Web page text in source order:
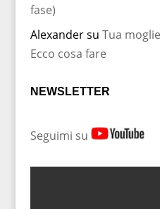
fase)
Alexandersu Tua
Ecco cosa fare
NEWSLETTER
Seguimi su